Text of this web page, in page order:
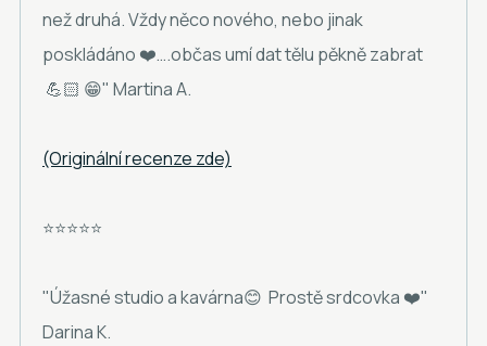
než druhá. Vždy něco nového, nebo jinak
poskládáno ❤️….občas umí dat tělu pěkně zabrat
💪🏻 😁" Martina A.
(Originální recenze zde)
⭐⭐⭐⭐⭐
"Úžasné studio a kavárna😊 Prostě srdcovka ❤️"
Darina K.